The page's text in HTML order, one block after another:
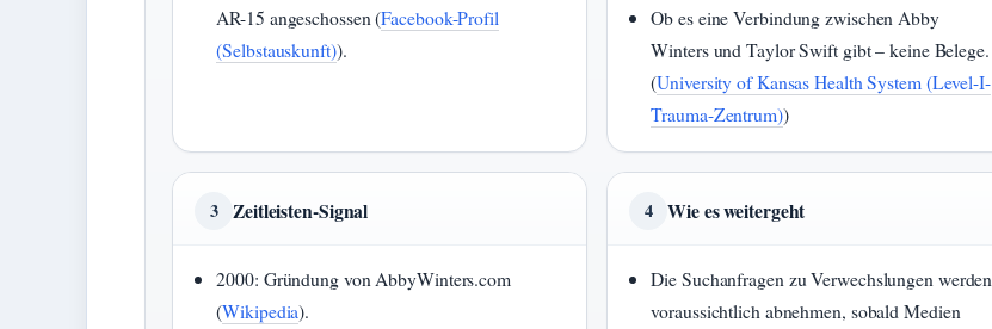
AR-15 angeschossen (Facebook-Profil
(Selbstauskunft)).
Ob es eine Verbindung zwischen Abby
Winters und Taylor Swift gibt – keine Belege.
(University of Kansas Health System (Level-I-
Trauma-Zentrum))
3 Zeitleisten-Signal
2000: Gründung von AbbyWinters.com
(Wikipedia).
4 Wie es weitergeht
Die Suchanfragen zu Verwechslungen werden
voraussichtlich abnehmen, sobald Medien